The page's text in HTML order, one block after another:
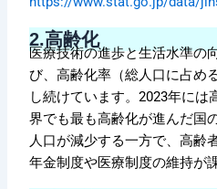
2.高齢化
医療技術の進歩と生活水準の
び、高齢化率（総人口に占め
し続けています。2023年には
界でも最も高齢化が進んだ国
人口が減少する一方で、高齢
年金制度や医療制度の維持が